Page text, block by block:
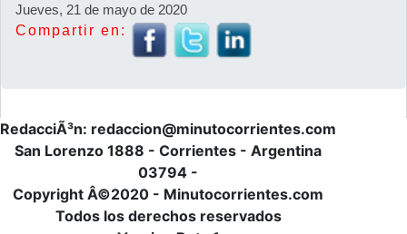
Jueves, 21 de mayo de 2020
Compartir en:
RedacciÃ³n: redaccion@minutocorrientes.com
San Lorenzo 1888 - Corrientes - Argentina
03794 -
Copyright Â©2020 - Minutocorrientes.com
Todos los derechos reservados